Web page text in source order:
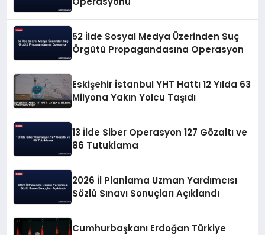
52 İlde Sosyal Medya Üzerinden Suç
Örgütü Propagandasına Operasyon
Eskişehir İstanbul YHT Hattı 12 Yılda 63
Milyona Yakın Yolcu Taşıdı
13 İlde Siber Operasyon 127 Gözaltı ve
86 Tutuklama
2026 İl Planlama Uzman Yardımcısı
Sözlü Sınavı Sonuçları Açıklandı
Cumhurbaşkanı Erdoğan Türkiye